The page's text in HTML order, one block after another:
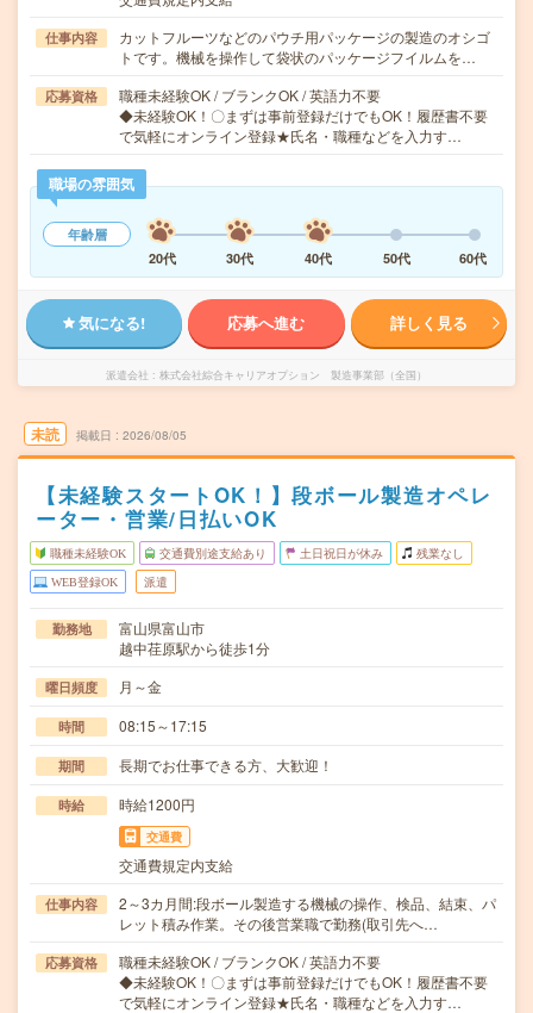
仕事内容
カットフルーツなどのパウチ用パッケージの製造のオシゴ
トです。機械を操作して袋状のパッケージフイルムを…
応募資格
職種未経験OK / ブランクOK / 英語力不要
◆未経験OK！〇まずは事前登録だけでもOK！履歴書不要
で気軽にオンライン登録★氏名・職種などを入力す…
職場の雰囲気
年齢層
20代
30代 40代 50代 60代
気になる! 応募へ進む 詳しく見る
派遣会社 株式会社綜合キャリアオプション 製造事業部（全国）
未読 掲載日 2026/08/05
【未経験スタートOK！】段ボール製造オペレ
ーター・営業/日払いOK
職種未経験OK 交通費別途支給あり 土日祝日が休み 残業なし
WEB登録OK 派遣
勤務地
富山県富山市
越中荏原駅から徒歩1分
曜日頻度 月～金
時間 08:15～17:15
期間 長期でお仕事できる方、大歓迎！
時給 時給1200円
交通費
交通費規定内支給
仕事内容
2～3カ月間:段ボール製造する機械の操作、検品、結束、パ
レット積み作業。その後営業職で勤務(取引先へ…
応募資格
職種未経験OK / ブランクOK / 英語力不要
◆未経験OK！〇まずは事前登録だけでもOK！履歴書不要
で気軽にオンライン登録★氏名・職種などを入力す…